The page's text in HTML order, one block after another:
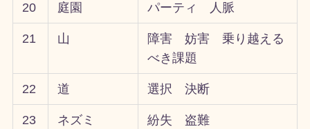
20 庭園 パーティ 人脈
21 山
障害 妨害 乗り越える
べき課題
22 道 選択 決断
23 ネズミ 紛失 盗難